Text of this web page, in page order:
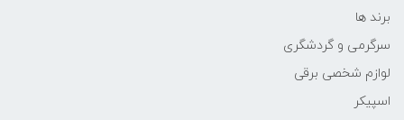
برند ها
سرگرمی و گردشگری
لوازم شخصی برقی
اسپیکر